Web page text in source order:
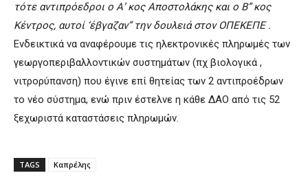
τότε αντιπρόεδροι ο Α’ κος Αποστολάκης και ο Β” κος
Κέντρος, αυτοί ‘έβγαζαν” την δουλειά στον ΟΠΕΚΕΠΕ .
Ενδεικτικά να αναφέρουμε τις ηλεκτρονικές πληρωμές των
γεωργοπεριβαλλοντικών συστημάτων (πχ βιολογικά ,
νιτρορύπανση) που έγινε επί θητείας των 2 αντιπροέδρων
το νέο σύστημα, ενώ πριν έστελνε η κάθε ΔΑΟ από τις 52
ξεχωριστά καταστάσεις πληρωμών.
TAGS Καπρέλης